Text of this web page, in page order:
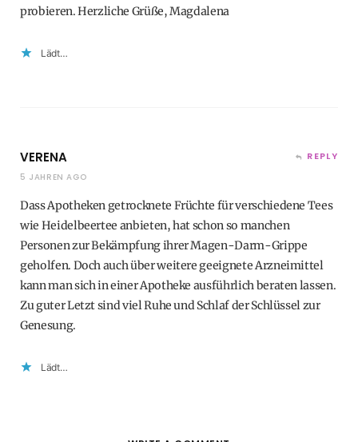
probieren. Herzliche Grüße, Magdalena
Lädt…
VERENA
5 JAHREN AGO
REPLY
Dass Apotheken getrocknete Früchte für verschiedene Tees
wie Heidelbeertee anbieten, hat schon so manchen
Personen zur Bekämpfung ihrer Magen-Darm-Grippe
geholfen. Doch auch über weitere geeignete Arzneimittel
kann man sich in einer Apotheke ausführlich beraten lassen.
Zu guter Letzt sind viel Ruhe und Schlaf der Schlüssel zur
Genesung.
Lädt…